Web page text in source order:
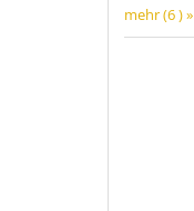
mehr (6 ) »